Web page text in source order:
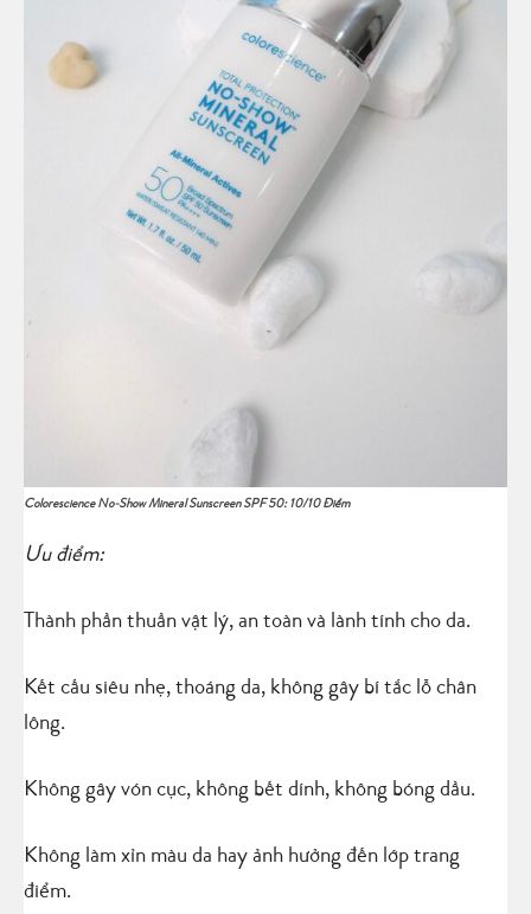
Colorescience No-Show Mineral Sunscreen SPF 50: 10/10 Điểm
Ưu điểm:
Thành phần thuần vật lý, an toàn và lành tính cho da.
Kết cấu siêu nhẹ, thoáng da, không gây bí tắc lỗ chân
lông.
Không gây vón cục, không bết dính, không bóng dầu.
Không làm xỉn màu da hay ảnh hưởng đến lớp trang
điểm.